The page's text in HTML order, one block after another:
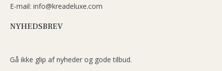
E-mail: info@kreadeluxe.com
NYHEDSBREV
Gå ikke glip af nyheder og gode tilbud.